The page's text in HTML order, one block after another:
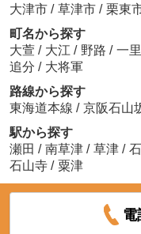
大津市 / 草津市 / 栗東
町名から探す
大萱 / 大江 / 野路 / 一
追分 / 大将軍
路線から探す
東海道本線 / 京阪石山
駅から探す
瀬田 / 南草津 / 草津 /
石山寺 / 粟津
電